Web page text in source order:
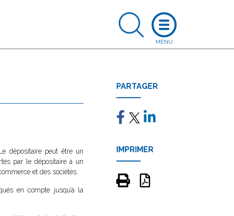
dépositaire peut être un
par le dépositaire à un
et des sociétés.
en compte jusqu’à la
PARTAGER
IMPRIMER